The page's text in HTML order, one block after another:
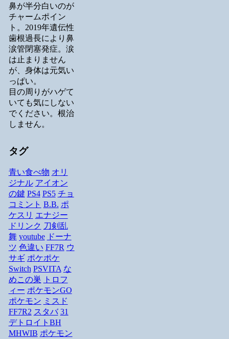
鼻が半分白いのが
チャームポイン
ト。2019年遺伝性
歯根過長により鼻
涙管閉塞発症。涙
は止まりません
が、身体は元気い
っぱい。
目の周りがハゲて
いても気にしない
でください。根治
しません。
タグ
青い食べ物 オリ
ジナル アイオン
の鍵 PS4 PS5 チョ
コミント B.B. ポ
ケスリ エナジー
ドリンク 刀剣乱
舞 youtube ドーナ
ツ 色違い FF7R ウ
サギ ポケポケ
Switch PSVITA な
めこの巣
トロフ
ィー ポケモンGO
ポケモン ミスド
FF7R2 スタバ 31
デトロイトBH
MHWIB ポケモン